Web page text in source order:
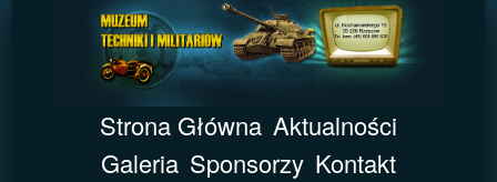
Strona Główna Aktualności
Galeria Sponsorzy Kontakt